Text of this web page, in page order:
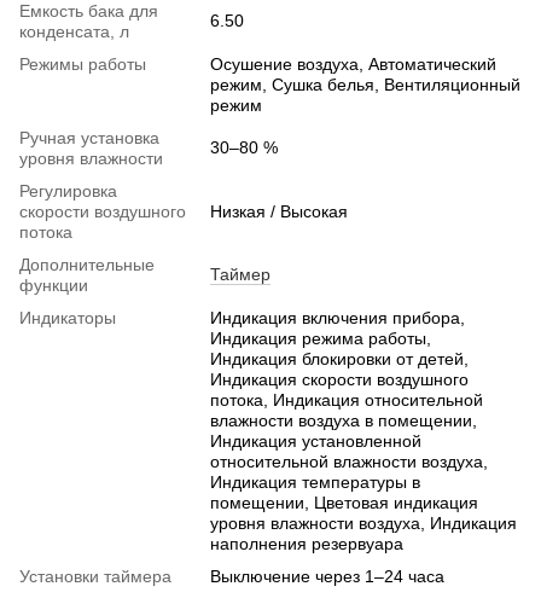
Емкость бака для
конденсата, л
6.50
Режимы работы
Осушение воздуха, Автоматический
режим, Сушка белья, Вентиляционный
режим
Ручная установка
уровня влажности
30–80 %
Регулировка
скорости воздушного
потока
Низкая / Высокая
Дополнительные
функции
Таймер
Индикаторы
Индикация включения прибора,
Индикация режима работы,
Индикация блокировки от детей,
Индикация скорости воздушного
потока, Индикация относительной
влажности воздуха в помещении,
Индикация установленной
относительной влажности воздуха,
Индикация температуры в
помещении, Цветовая индикация
уровня влажности воздуха, Индикация
наполнения резервуара
Установки таймера
Выключение через 1–24 часа